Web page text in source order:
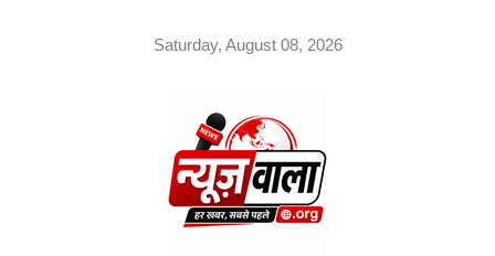
Saturday, August 08, 2026